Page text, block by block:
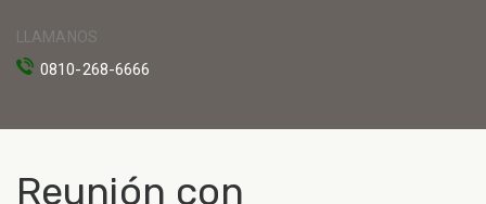
LLAMANOS
0810-268-6666
Reunión con